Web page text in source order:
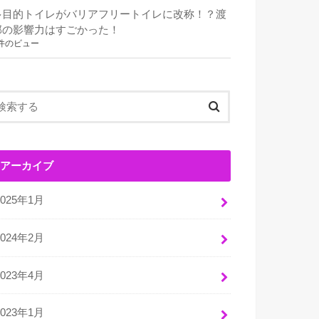
目的トイレがバリアフリートイレに改称！？渡
影響力はすごかった！
のビュー
アーカイブ
年1月
年2月
年4月
年1月